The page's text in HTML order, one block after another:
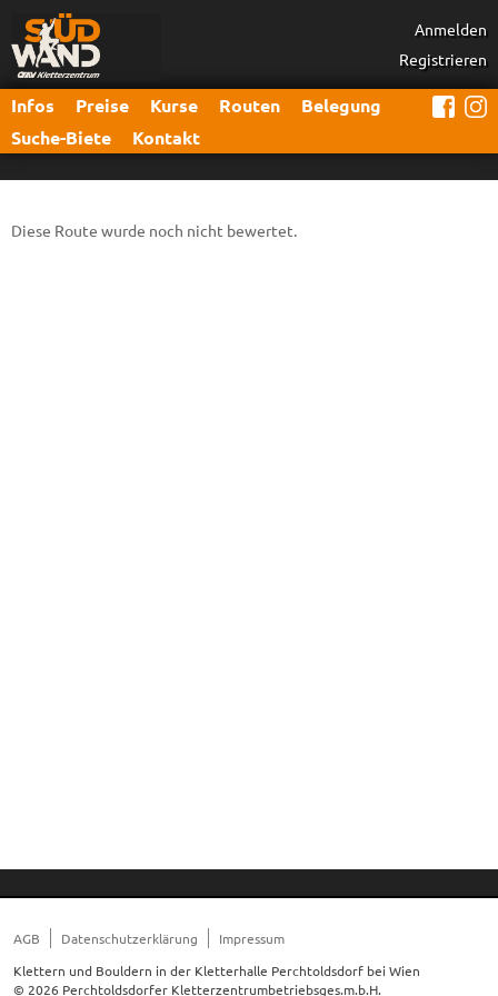
Anmelden
Registrieren
Infos Preise Kurse Routen
Belegung
Suche-Biete
Kontakt
Diese Route wurde noch nicht bewertet.
AGB Datenschutzerklärung
Impressum
Klettern und Bouldern in der Kletterhalle Perchtoldsdorf bei Wien
© 2026 Perchtoldsdorfer Kletterzentrumbetriebsges.m.b.H.